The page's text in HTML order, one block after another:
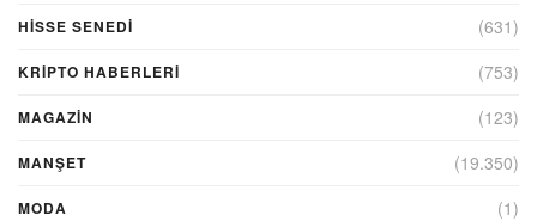
HİSSE SENEDİ (631)
KRIPTO HABERLERI (753)
MAGAZİN (123)
MANŞET (19.350)
MODA (1)